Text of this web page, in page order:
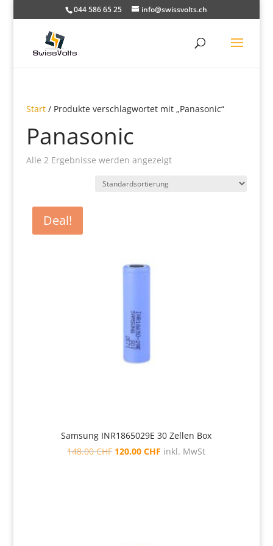
044 586 65 25 info@swissvolts.ch
Start/ Produkte verschlagwortet mit „Panasonic“
Panasonic
Alle 2 Ergebnisse werden angezeigt
Deal!
Samsung INR1865029E 30 Zellen Box
148.00CHF Ursprünglicher
120.00CHF Aktueller
inkl. MwSt